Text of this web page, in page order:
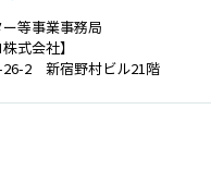
等事業事務局
式会社】
2 新宿野村ビル21階